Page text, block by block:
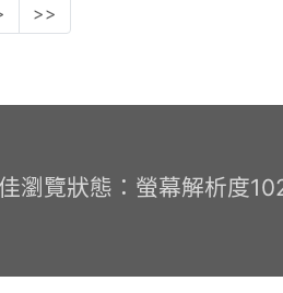
>>
瀏覽狀態：螢幕解析度